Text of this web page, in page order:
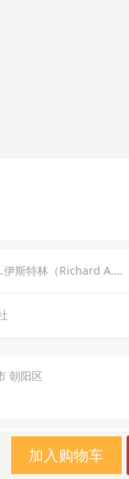
[美]理查德·A.伊斯特林（Richard A.Easterlin）
朝阳区
加入购物车